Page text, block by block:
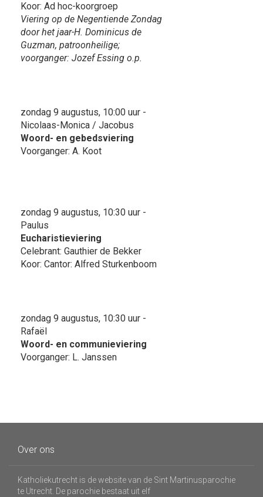
Koor: Ad hoc-koorgroep
Viering op de Negentiende Zondag
door het jaar-H. Dominicus de
Guzman, patroonheilige;
voorganger: Jozef Essing o.p.
zondag 9 augustus, 10:00 uur -
Nicolaas-Monica / Jacobus
Woord- en gebedsviering
Voorganger: A. Koot
zondag 9 augustus, 10:30 uur -
Paulus
Eucharistieviering
Celebrant: Gauthier de Bekker
Koor: Cantor: Alfred Sturkenboom
zondag 9 augustus, 10:30 uur -
Rafaël
Woord- en communieviering
Voorganger: L. Janssen
Over ons
Katholiekutrecht is de website van de Sint Martinusparochie
te Utrecht. De parochie bestaat uit elf